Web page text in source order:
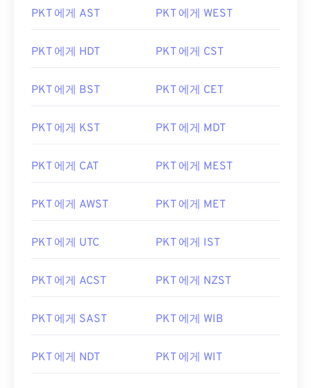
PKT 에게 AST PKT 에게 WEST
PKT 에게 HDT PKT 에게 CST
PKT 에게 BST PKT 에게 CET
PKT 에게 KST PKT 에게 MDT
PKT 에게 CAT PKT 에게 MEST
PKT 에게 AWST PKT 에게 MET
PKT 에게 UTC PKT 에게 IST
PKT 에게 ACST PKT 에게 NZST
PKT 에게 SAST PKT 에게 WIB
PKT 에게 NDT PKT 에게 WIT